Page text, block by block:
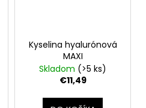
Kyselina hyalurónová
MAXI
Skladom (>5 ks)
€11,49